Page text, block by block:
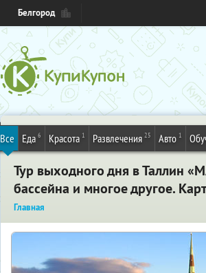
Белгород
Все Еда 6 Красота 1 Развлечения 25 Авто 1
Тур выходного дня в Таллин
бассейна и многое другое.
Главная